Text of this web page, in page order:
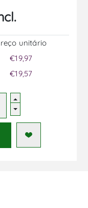
unitário
€19,97
€19,57